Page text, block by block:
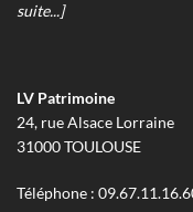
suite...]
LV Patrimoine
24, rue Alsace Lorraine
31000TOULOUSE
Téléphone :